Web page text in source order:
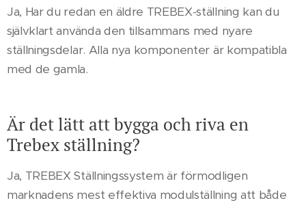
Ja, Har du redan en äldre TREBEX-ställning kan du
självklart använda den tillsammans med nyare
ställningsdelar. Alla nya komponenter är kompatibla
med de gamla.
Är det lätt att bygga och riva en
Trebex ställning?
Ja, TREBEX Ställningssystem är förmodligen
marknadens mest effektiva modulställning att både